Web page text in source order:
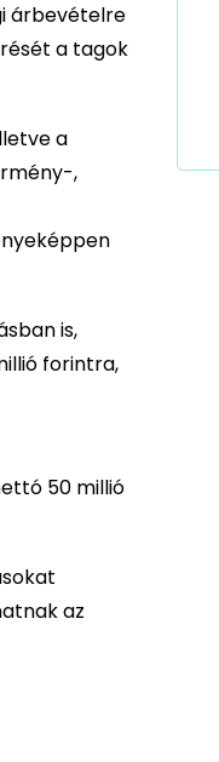
árbevételre
a tagok
a
,
is,
forintra,
50 millió
az